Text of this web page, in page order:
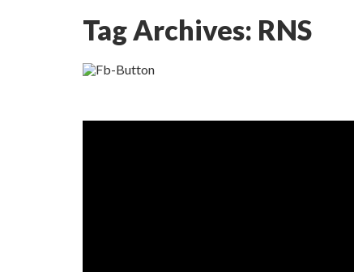
Lepădarea de sine și urmarea lui Hristos.
Tag Archives: RNS